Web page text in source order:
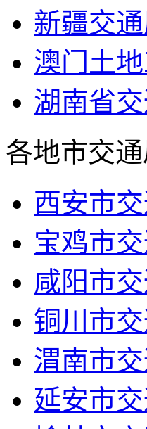
新疆交
澳门土
湖南省
各地市交
西安市
宝鸡市
咸阳市
铜川市
渭南市
延安市